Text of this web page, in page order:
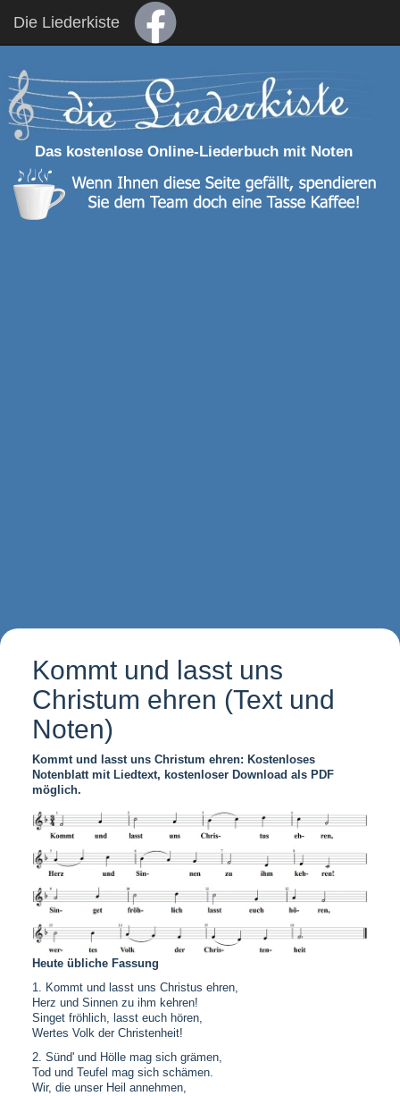
Die Liederkiste
Das kostenlose Online-Liederbuch mit Noten
Kommt und lasst uns
Christum ehren (Text und
Noten)
Kommt und lasst uns Christum ehren: Kostenloses
Notenblatt mit Liedtext, kostenloser Download als PDF
möglich.
Heute übliche Fassung
1. Kommt und lasst uns Christus ehren,
Herz und Sinnen zu ihm kehren!
Singet fröhlich, lasst euch hören,
Wertes Volk der Christenheit!
2. Sünd' und Hölle mag sich grämen,
Tod und Teufel mag sich schämen.
Wir, die unser Heil annehmen,